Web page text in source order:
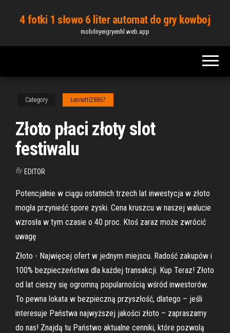
content
4 fotki 1 słowo 6 liter automat do gry kowboj
mobilnyeigryenhl.web.app
Category Leonetti28867
Złoto płaci złoty slot
festiwalu
By EDITOR
Potencjalnie w ciągu ostatnich trzech lat inwestycja w złoto
mogła przynieść spore zyski. Cena kruszcu w naszej walucie
wzrosła w tym czasie o 40 proc. Ktoś zaraz może zwrócić
uwagę
Złoto - Najwięcej ofert w jednym miejscu. Radość zakupów i
100% bezpieczeństwa dla każdej transakcji. Kup Teraz! Złoto
od lat cieszy się ogromną popularnością wśród inwestorów.
To pewna lokata w bezpieczną przyszłość, dlatego – jeśli
interesuje Państwa najwyższej jakości złoto – zapraszamy
do nas! Znajdą tu Państwo aktualne cenniki, które pozwolą